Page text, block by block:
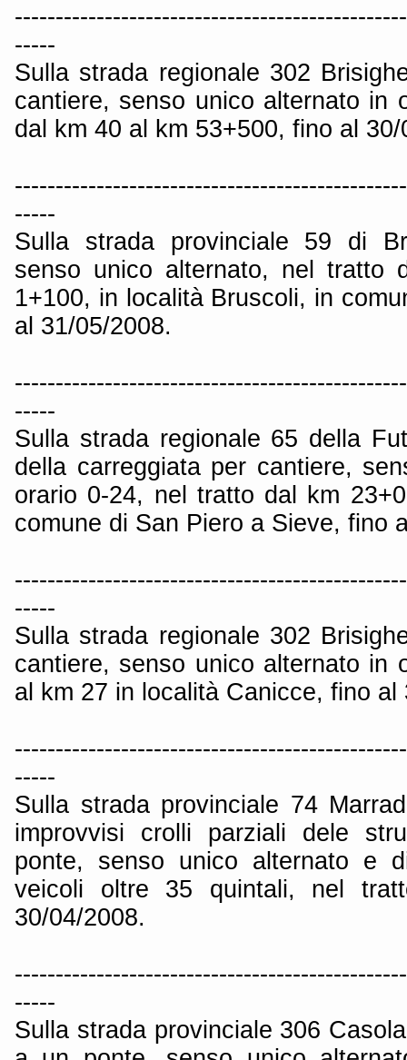
-----
Sulla strada regionale 302
cantiere, senso unico alternato in
dal km 40 al km 53+500, fino al
-----
Sulla strada provinciale 59 di
senso unico alternato, nel tratto
1+100, in località Bruscoli, in
al 31/05/2008.
-----
Sulla strada regionale 65 della
della carreggiata per cantiere,
orario 0-24, nel tratto dal km
comune di San Piero a Sieve, fino
-----
Sulla strada regionale 302
cantiere, senso unico alternato in
al km 27 in località Canicce, fino al
-----
Sulla strada provinciale 74
improvvisi crolli parziali dele
ponte, senso unico alternato e
veicoli oltre 35 quintali, nel
30/04/2008.
-----
Sulla strada provinciale 306